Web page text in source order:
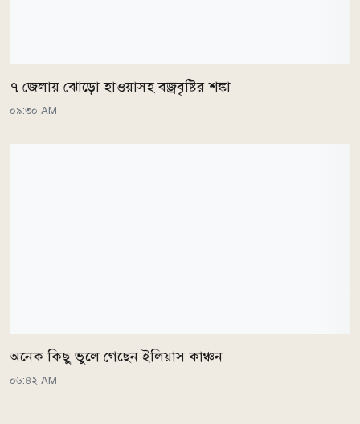
৭ জেলায় ঝোড়ো হাওয়াসহ বজ্রবৃষ্টির শঙ্কা
০৯:৩০ AM
অনেক কিছু ভুলে গেছেন ইলিয়াস কাঞ্চন
০৬:৪২ AM